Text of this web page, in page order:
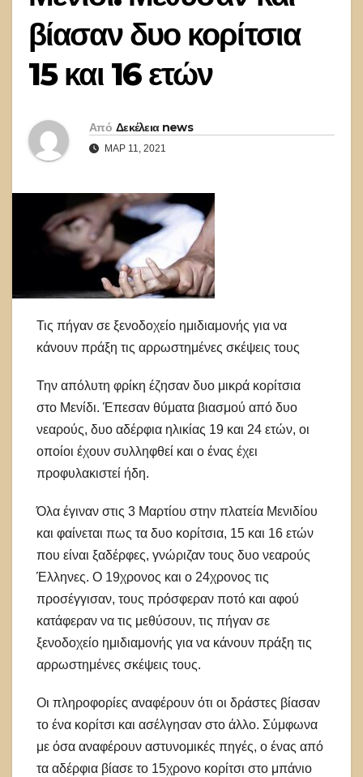
βίασαν δυο κορίτσια
15 και 16 ετών
Από Δεκέλεια news
ΜΑΡ 11, 2021
Τις πήγαν σε ξενοδοχείο ημιδιαμονής για να
κάνουν πράξη τις αρρωστημένες σκέψεις τους
Την απόλυτη φρίκη έζησαν δυο μικρά κορίτσια
στο Μενίδι. Έπεσαν θύματα βιασμού από δυο
νεαρούς, δυο αδέρφια ηλικίας 19 και 24 ετών, οι
οποίοι έχουν συλληφθεί και ο ένας έχει
προφυλακιστεί ήδη.
Όλα έγιναν στις 3 Μαρτίου στην πλατεία Μενιδίου
και φαίνεται πως τα δυο κορίτσια, 15 και 16 ετών
που είναι ξαδέρφες, γνώριζαν τους δυο νεαρούς
Έλληνες. Ο 19χρονος και ο 24χρονος τις
προσέγγισαν, τους πρόσφεραν ποτό και αφού
κατάφεραν να τις μεθύσουν, τις πήγαν σε
ξενοδοχείο ημιδιαμονής για να κάνουν πράξη τις
αρρωστημένες σκέψεις τους.
Οι πληροφορίες αναφέρουν ότι οι δράστες βίασαν
το ένα κορίτσι και ασέλγησαν στο άλλο. Σύμφωνα
με όσα αναφέρουν αστυνομικές πηγές, ο ένας από
τα αδέρφια βίασε το 15χρονο κορίτσι στο μπάνιο